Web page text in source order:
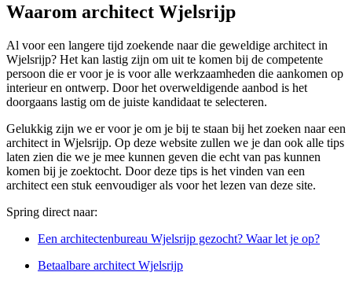
Waarom architect Wjelsrijp
Al voor een langere tijd zoekende naar die geweldige architect in
Wjelsrijp? Het kan lastig zijn om uit te komen bij de competente
persoon die er voor je is voor alle werkzaamheden die aankomen op
interieur en ontwerp. Door het overweldigende aanbod is het
doorgaans lastig om de juiste kandidaat te selecteren.
Gelukkig zijn we er voor je om je bij te staan bij het zoeken naar een
architect in Wjelsrijp. Op deze website zullen we je dan ook alle tips
laten zien die we je mee kunnen geven die echt van pas kunnen
komen bij je zoektocht. Door deze tips is het vinden van een
architect een stuk eenvoudiger als voor het lezen van deze site.
Spring direct naar:
Een architectenbureau Wjelsrijp gezocht? Waar let je op?
Betaalbare architect Wjelsrijp